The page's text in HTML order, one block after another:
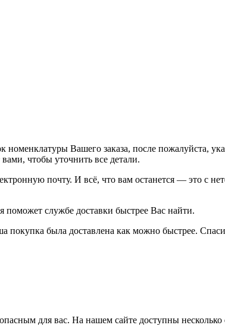
номенклатуры Вашего заказа, после
чтобы уточнить все детали.
почту. И всё, что вам останется — это с
службе доставки быстрее Вас найти.
была доставлена как можно быстрее.
для вас. На нашем сайте доступны